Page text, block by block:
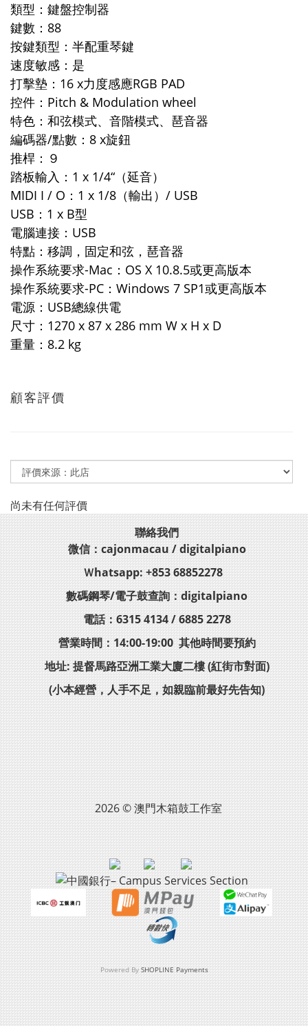
類型：鍵盤控制器
鍵數：88
按鍵類型：半配重琴鍵
速度敏感：是
打擊墊：16 x力度感應RGB PAD
控件：Pitch & Modulation wheel
特色：和弦模式、音階模式、琶音器
編碼器/點數：8 x旋鈕
推桿：９
踏板輸入：1 x 1/4“（延音）
MIDI I / O：1 x 1/8（輸出）/ USB
USB：1 x B型
電腦連接：USB
特點：移調，固定和弦，琶音器
操作系統要求-Mac：OS X 10.8.5或更高版本
操作系統要求-PC：Windows 7 SP1或更高版本
電源：USB總線供電
尺寸：1270 x 87 x 286 mm W x H x D
重量：8.2 kg
顧客評價
尚未有任何評價
聯絡我們
微信：cajonmacau / digitalpiano
Ｗhatsapp: +853 68852278
數碼鋼琴/電子鼓查詢：digitalpiano
電話：6315 4134 / 6885 2278
營業時間：14:00-19:00 其他時間要預約
地址: 提督馬路亞洲工業大廈二樓 (紅街市對面)
(小本經營，人手不足，如親臨前最好先告知)
2026 © 澳門木箱鼓工作室
Powered By SHOPLINE Payments